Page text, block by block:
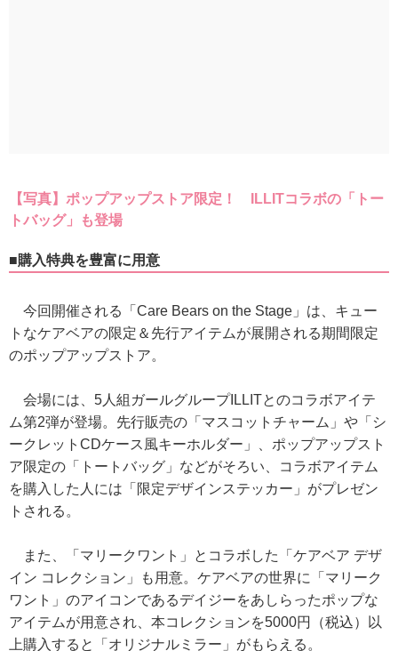
【写真】ポップアップストア限定！ ILLITコラボの「トー
トバッグ」も登場
■購入特典を豊富に用意
今回開催される「Care Bears on the Stage」は、キュー
トなケアベアの限定＆先行アイテムが展開される期間限定
のポップアップストア。
会場には、5人組ガールグループILLITとのコラボアイテ
ム第2弾が登場。先行販売の「マスコットチャーム」や「シ
ークレットCDケース風キーホルダー」、ポップアップスト
ア限定の「トートバッグ」などがそろい、コラボアイテム
を購入した人には「限定デザインステッカー」がプレゼン
トされる。
また、「マリークワント」とコラボした「ケアベア デザ
イン コレクション」も用意。ケアベアの世界に「マリーク
ワント」のアイコンであるデイジーをあしらったポップな
アイテムが用意され、本コレクションを5000円（税込）以
上購入すると「オリジナルミラー」がもらえる。